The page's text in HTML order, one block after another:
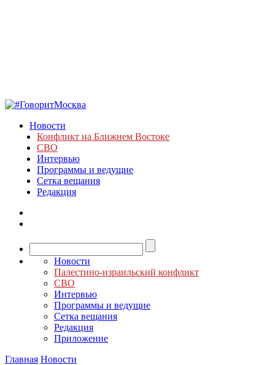
Новости
Конфликт на Ближнем Востоке
СВО
Интервью
Программы и ведущие
Сетка вещания
Редакция
Новости
Палестино-израильский конфликт
СВО
Интервью
Программы и ведущие
Сетка вещания
Редакция
Приложение
Главная Новости